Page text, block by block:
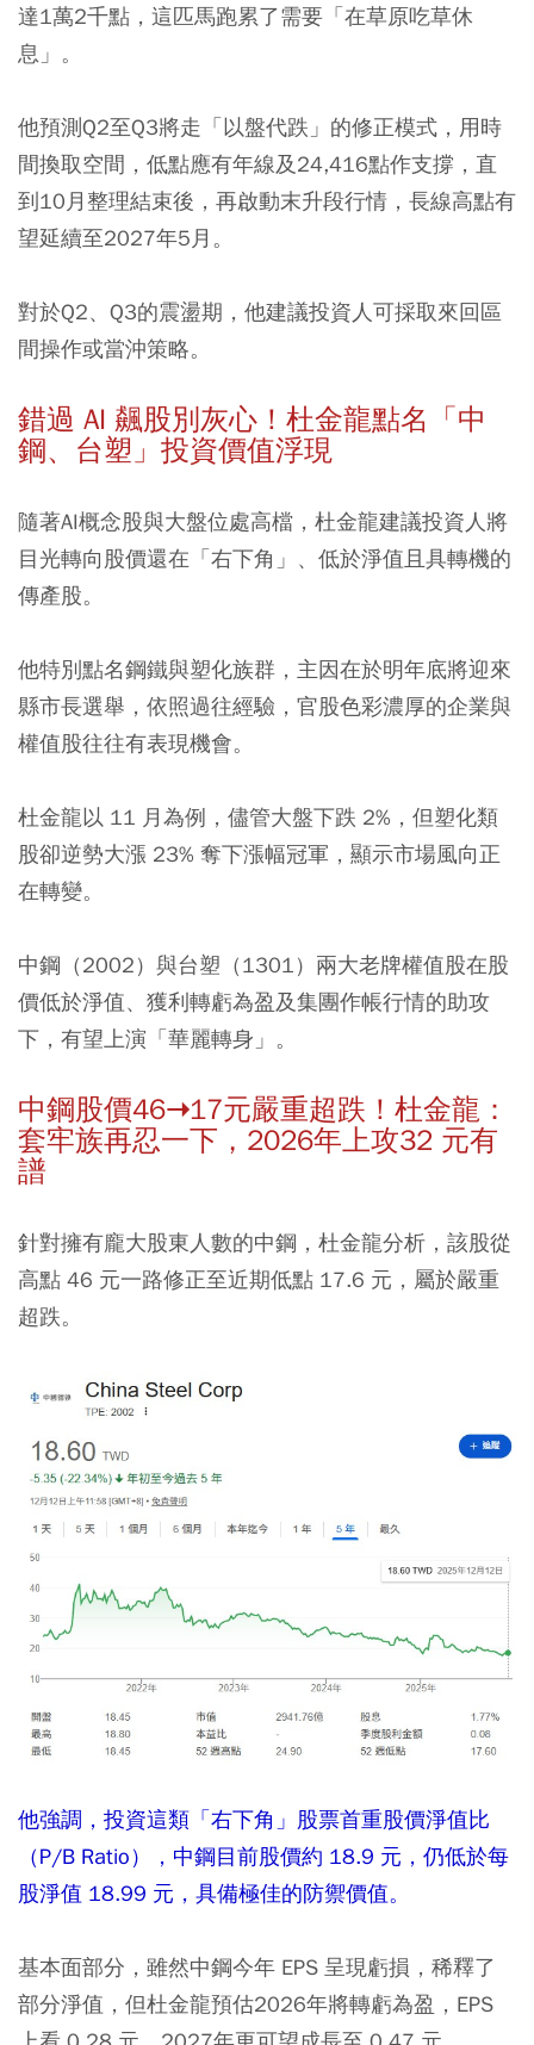
達1萬2千點，這匹馬跑累了需要「在草原吃草休
息」。
他預測Q2至Q3將走「以盤代跌」的修正模式，用時
間換取空間，低點應有年線及24,416點作支撐，直
到10月整理結束後，再啟動末升段行情， 長線高點有
望延續至2027年5月。
對於Q2、Q3的震盪期，他建議投資人可採取來回區
間操作或當沖策略。
錯過 AI 飆股別灰心！杜金龍點名「中
鋼、台塑」投資價值浮現
隨著AI概念股與大盤位處高檔，杜金龍建議投資人將
目光轉向股價還在「右下角」、低於淨值且具轉機的
傳產股。
他特別點名鋼鐵與塑化族群，主因在於明年底將迎來
縣市長選舉，依照過往經驗，官股色彩濃厚的企業與
權值股往往有表現機會。
杜金龍以 11 月為例，儘管大盤下跌 2%，但塑化類
股卻逆勢大漲 23% 奪下漲幅冠軍，顯示市場風向正
在轉變。
中鋼（2002）與台塑（1301）兩大老牌權值股在股
價低於淨值、獲利轉虧為盈及集團作帳行情的助攻
下，有望上演「華麗轉身」。
中鋼股價46➝17元嚴重超跌！杜金龍：
套牢族再忍一下，2026年上攻32 元有
譜
針對擁有龐大股東人數的中鋼，杜金龍分析，該股從
高點 46 元一路修正至近期低點 17.6 元，屬於嚴重
超跌。
他強調，投資這類「右下角」股票首重股價淨值比
（P/B Ratio），中鋼目前股價約 18.9 元，仍低於每
股淨值 18.99 元，具備極佳的防禦價值。
基本面部分，雖然中鋼今年 EPS 呈現虧損，稀釋了
部分淨值，但杜金龍預估2026年將轉虧為盈，EPS